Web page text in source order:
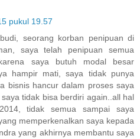
pukul 19.57
seorang korban penipuan di
saya telah penipuan semua
saya butuh modal besar
hampir mati, saya tidak punya
bisnis hancur dalam proses saya
tidak bisa berdiri again..all hal
tidak semua sampai saya
memperkenalkan saya kepada
yang akhirnya membantu saya